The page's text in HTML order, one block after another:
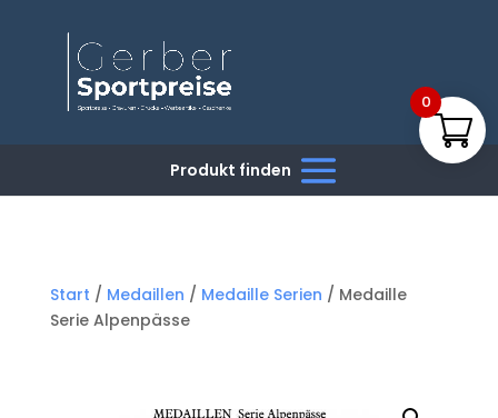
Start / Medaillen / Medaille Serien / Medaille
Serie Alpenpässe
0